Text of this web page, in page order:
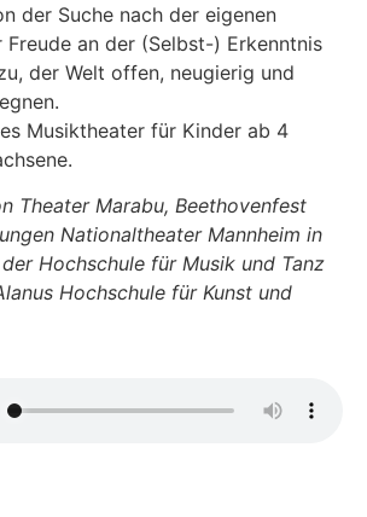
der Suche nach der eigenen
an der (Selbst-) Erkenntnis
der Welt offen, neugierig und
Musiktheater für Kinder ab 4
Theater Marabu, Beethovenfest
Nationaltheater Mannheim in
Hochschule für Musik und Tanz
Hochschule für Kunst und